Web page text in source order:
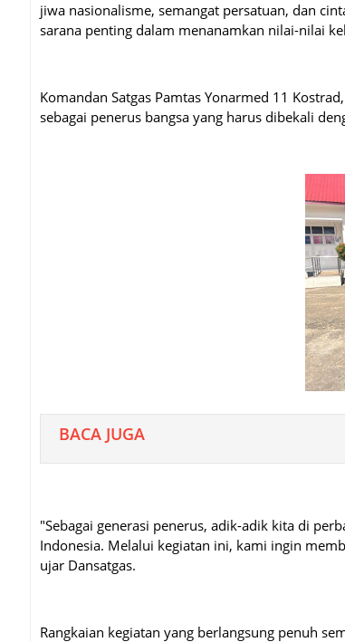
jiwa nasionalisme, semangat persatuan, dan
sarana penting dalam menanamkan nilai-nilai
Komandan Satgas Pamtas Yonarmed 11
sebagai penerus bangsa yang harus dibekali
BACA JUGA
"Sebagai generasi penerus, adik-adik kita di
Indonesia. Melalui kegiatan ini, kami ingin
ujar Dansatgas.
Rangkaian kegiatan yang berlangsung penuh